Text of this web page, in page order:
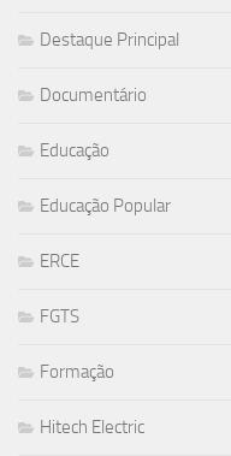
Destaque Principal
Documentário
Educação
Educação Popular
ERCE
FGTS
Formação
Hitech Electric